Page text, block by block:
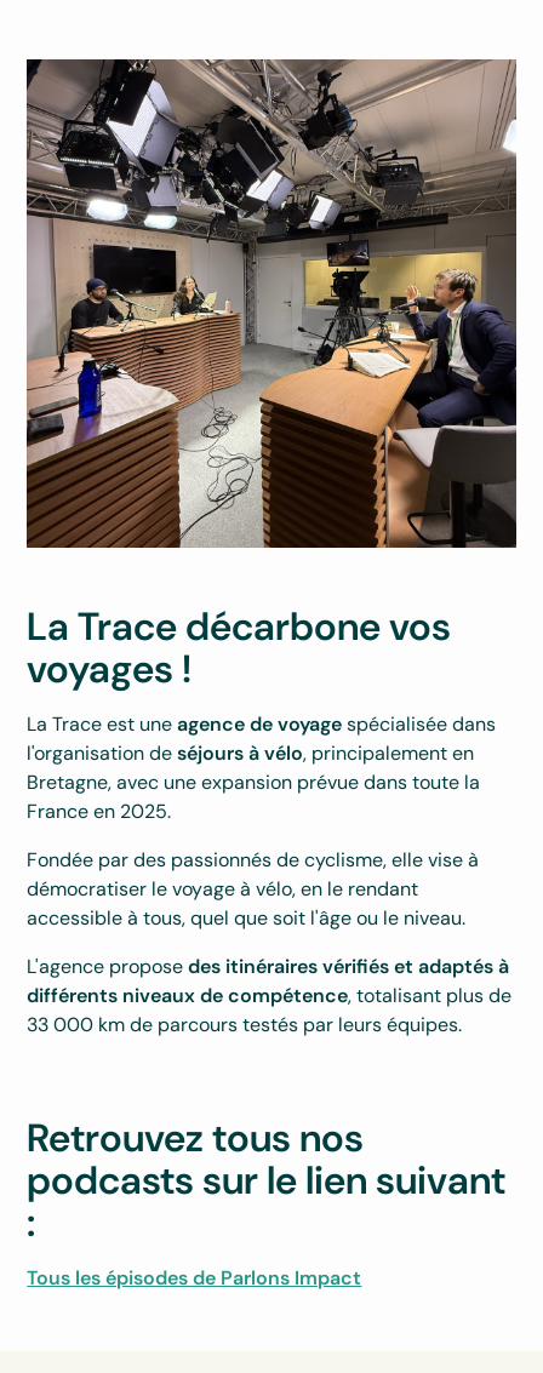
La Trace décarbone vos
voyages !
La Trace est uneagence de voyagespécialisée dans
l'organisation deséjours à vélo, principalement en
Bretagne, avec une expansion prévue dans toute la
France en 2025.
Fondée par des passionnés de cyclisme, elle vise à
démocratiser le voyage à vélo, en le rendant
accessible à tous, quel que soit l'âge ou le niveau.
L'agence proposedes itinéraires vérifiés et adaptés à
différents niveaux de compétence, totalisant plus de
33 000 km de parcours testés par leurs équipes.
Retrouvez tous nos
podcasts sur le lien suivant
:
Tous les épisodes de Parlons Impact